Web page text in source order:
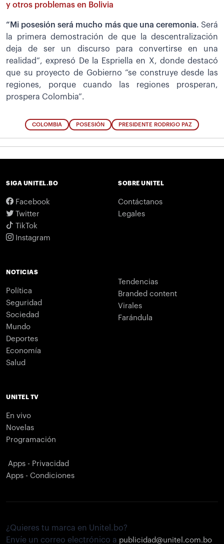
y otros problemas en Bolivia
“Mi posesión será mucho más que una ceremonia. Será
la primera demostración de que la descentralización
deja de ser un discurso para convertirse en una
realidad”, expresó De la Espriella en X, donde destacó
que su proyecto de Gobierno “se construye desde las
regiones, porque cuando las regiones prosperan,
prospera Colombia”.
COLOMBIA POSESIÓN PRESIDENTE RODRIGO PAZ
SIGA UNITEL.BO
Facebook
Twitter
TikTok
Instagram
SOBRE UNITEL
Contáctanos
Legales
NOTICIAS
Política
Seguridad
Sociedad
Mundo
Deportes
Economía
Salud
Tendencias
Branded content
Virales
Farándula
UNITEL TV
En vivo
Novelas
Programación
Apps - Privacidad
Apps - Condiciones
¿Quieres tu marca en Unitel.bo?
Envíe un correo electrónico a publicidad@unitel.com.bo